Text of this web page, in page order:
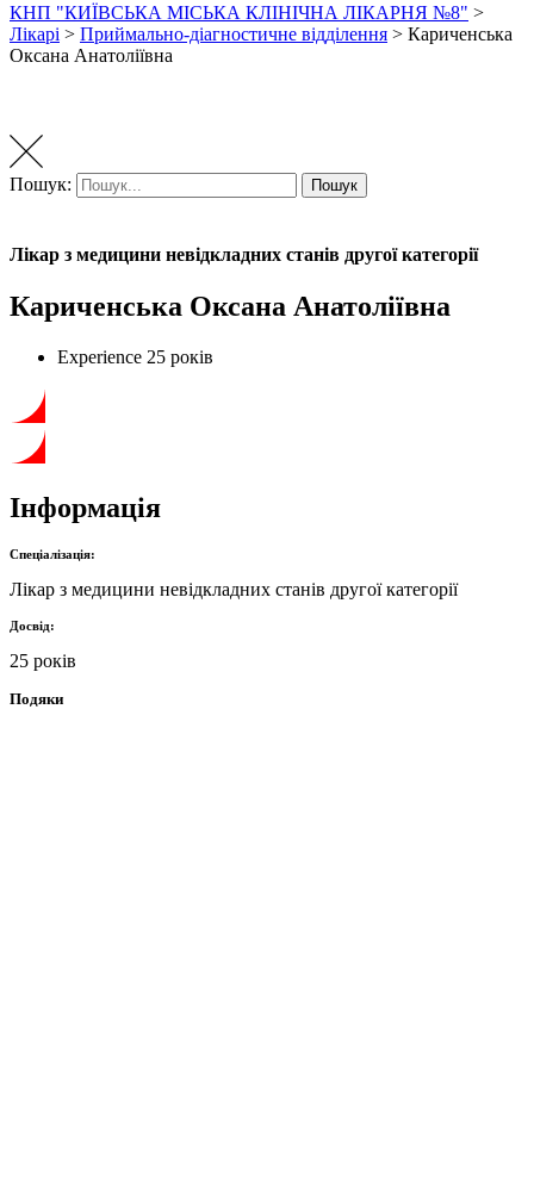
КНП "КИЇВСЬКА МІСЬКА КЛІНІЧНА ЛІКАРНЯ №8" >
Лікарі > Приймально-діагностичне відділення > Кариченська
Оксана Анатоліївна
Пошук: Пошук
Лікар з медицини невідкладних станів другої категорії
Кариченська Оксана Анатоліївна
Experience 25 років
Інформація
Спеціалізація:
Лікар з медицини невідкладних станів другої категорії
Досвід:
25 років
Подяки